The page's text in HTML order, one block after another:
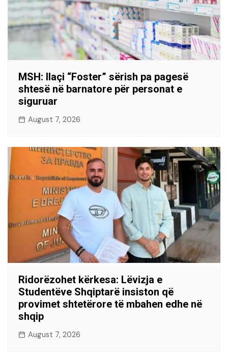
MSH: Ilaçi “Foster” sërish pa pagesë
shtesë në barnatore për personat e
siguruar
August 7, 2026
Ridorëzohet kërkesa: Lëvizja e
Studentëve Shqiptarë insiston që
provimet shtetërore të mbahen edhe në
shqip
August 7, 2026